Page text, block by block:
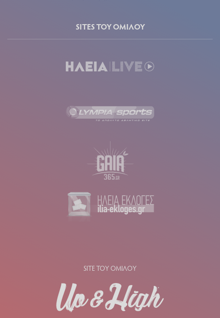
SITES ΤΟΥ ΟΜΙΛΟΥ
SITE ΤΟΥ ΟΜΙΛΟΥ